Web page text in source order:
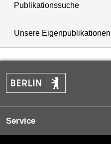
Publikationssuche
Unsere Eigenpublikationen
Service